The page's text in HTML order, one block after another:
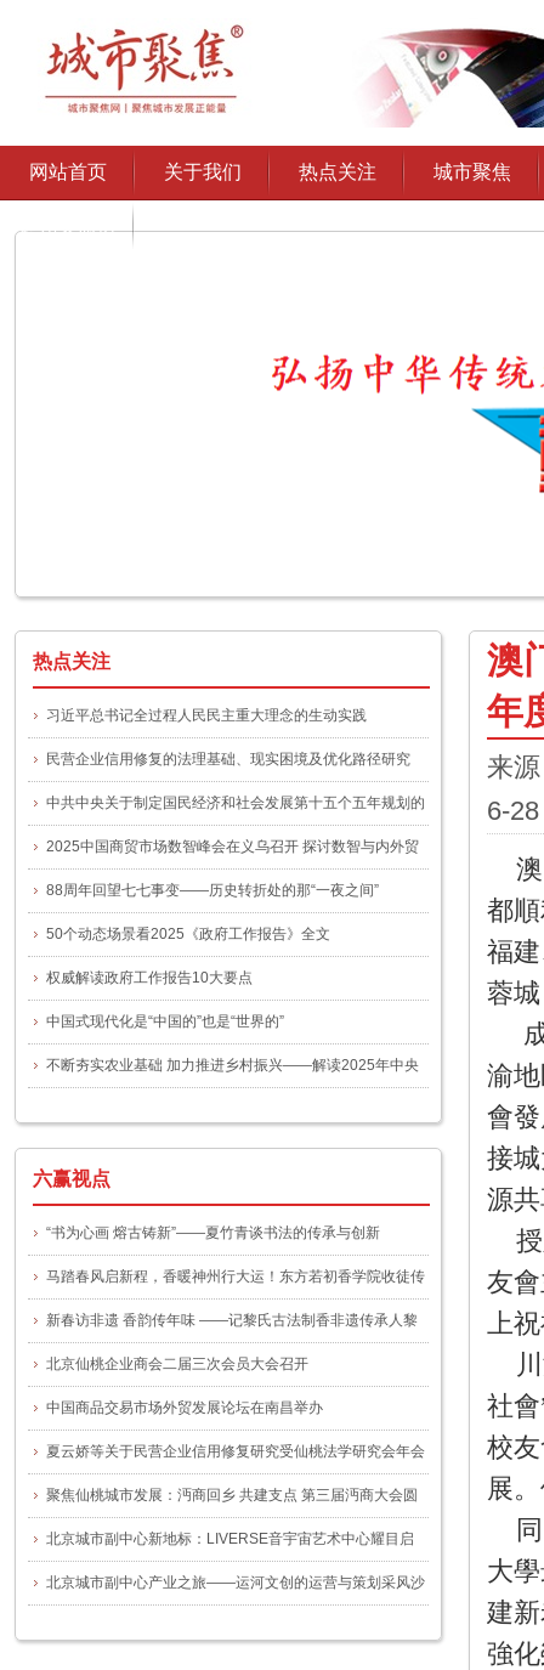
网站首页 关于我们 热点关注 城市聚焦
澳
年
来
6-
都
福
蓉
渝
會
接
源
友
上
社
校
展
大
建
強
热点关注
习近平总书记全过程人民民主重大理念的生动实践
民营企业信用修复的法理基础、现实困境及优化路径研究
中共中央关于制定国民经济和社会发展第十五个五年规划的
建议
2025中国商贸市场数智峰会在义乌召开 探讨数智与内外贸
融合新路径
88周年回望七七事变——历史转折处的那“一夜之间”
50个动态场景看2025《政府工作报告》全文
权威解读政府工作报告10大要点
中国式现代化是“中国的”也是“世界的”
不断夯实农业基础 加力推进乡村振兴——解读2025年中央
六赢视点
“书为心画 熔古铸新”——夏竹青谈书法的传承与创新
马踏春风启新程，香暖神州行大运！东方若初香学院收徒传
艺仪式圆满举办
新春访非遗 香韵传年味 ——记黎氏古法制香非遗传承人黎
晓玲
北京仙桃企业商会二届三次会员大会召开
中国商品交易市场外贸发展论坛在南昌举办
夏云娇等关于民营企业信用修复研究受仙桃法学研究会年会
关注
聚焦仙桃城市发展：沔商回乡 共建支点 第三届沔商大会圆
满举行
北京城市副中心新地标：LIVERSE音宇宙艺术中心耀目启
幕，谭咏麟“宠粉专场”揭幕首演
北京城市副中心产业之旅——运河文创的运营与策划采风沙